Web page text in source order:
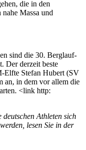
die in den
Massa und
sind die 30. Berglauf-
Der derzeit beste
Elfte Stefan Hubert (SV
an, in dem vor allem die
<link http:
deutschen Athleten sich
lesen Sie in der